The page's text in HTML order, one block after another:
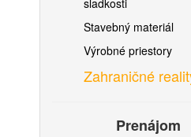
sladkosti
Stavebný materiál
Výrobné priestory
Zahraničné
Prenájom